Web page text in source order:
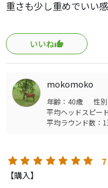
重さも少し重めでいい感
グリップは自分には合
少し太めなので交換す
いいね
mokomoko
年齢：40歳 性
平均ヘッドスピー
平均ラウンド数：
7
【購入】